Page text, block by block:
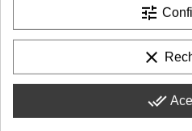
tune
clear
done_all